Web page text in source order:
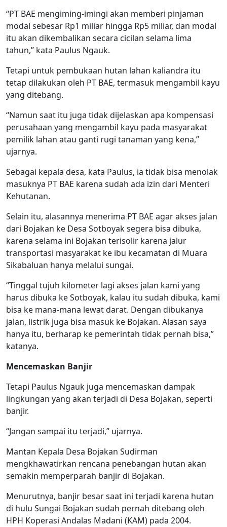
“PT BAE mengiming-imingi akan memberi pinjaman
modal sebesar Rp1 miliar hingga Rp5 miliar, dan modal
itu akan dikembalikan secara cicilan selama lima
tahun,” kata Paulus Ngauk.
Tetapi untuk pembukaan hutan lahan kaliandra itu
tetap dilakukan oleh PT BAE, termasuk mengambil kayu
yang ditebang.
“Namun saat itu juga tidak dijelaskan apa kompensasi
perusahaan yang mengambil kayu pada masyarakat
pemilik lahan atau ganti rugi tanaman yang kena,”
ujarnya.
Sebagai kepala desa, kata Paulus, ia tidak bisa menolak
masuknya PT BAE karena sudah ada izin dari Menteri
Kehutanan.
Selain itu, alasannya menerima PT BAE agar akses jalan
dari Bojakan ke Desa Sotboyak segera bisa dibuka,
karena selama ini Bojakan terisolir karena jalur
transportasi masyarakat ke ibu kecamatan di Muara
Sikabaluan hanya melalui sungai.
“Tinggal tujuh kilometer lagi akses jalan kami yang
harus dibuka ke Sotboyak, kalau itu sudah dibuka, kami
bisa ke mana-mana lewat darat. Dengan dibukanya
jalan, listrik juga bisa masuk ke Bojakan. Alasan saya
hanya itu, berharap ke pemerintah tidak pernah bisa,”
katanya.
Mencemaskan Banjir
Tetapi Paulus Ngauk juga mencemaskan dampak
lingkungan yang akan terjadi di Desa Bojakan, seperti
banjir.
“Jangan sampai itu terjadi,” ujarnya.
Mantan Kepala Desa Bojakan Sudirman
mengkhawatirkan rencana penebangan hutan akan
semakin memperparah banjir di Bojakan.
Menurutnya, banjir besar saat ini terjadi karena hutan
di hulu Sungai Bojakan sudah pernah ditebang oleh
HPH Koperasi Andalas Madani (KAM) pada 2004.